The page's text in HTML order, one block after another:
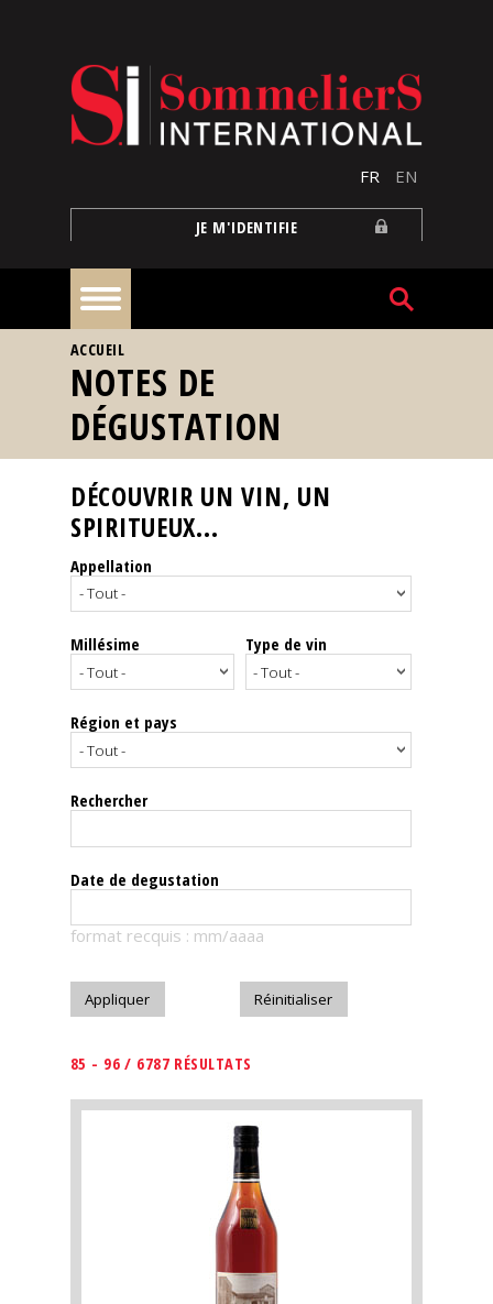
FR EN
JE M'IDENTIFIE
À
la
une
Reportages
Nos
Spiritueux
Notes
dégustation
Le
magazine
Télécharger
VOUS ÊTES ICI
ACCUEIL
NOTES DE
DÉGUSTATION
DÉCOUVRIR UN VIN, UN
SPIRITUEUX...
Appellation
Millésime Type de vin
Région et pays
Rechercher
Date de degustation
format recquis : mm/aaaa
85 - 96 / 6787 RÉSULTATS